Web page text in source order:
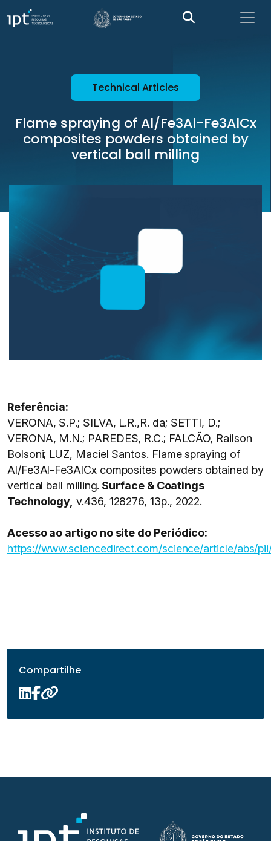
Technical Articles
Flame spraying of Al/Fe3Al-Fe3AlCx
composites powders obtained by
vertical ball milling
Referência:
VERONA, S.P.; SILVA, L.R.,R. da; SETTI, D.;
VERONA, M.N.; PAREDES, R.C.; FALCÃO, Railson
Bolsoni; LUZ, Maciel Santos. Flame spraying of
Al/Fe3Al-Fe3AlCx composites powders obtained by
vertical ball milling. Surface & Coatings
Technology, v.436, 128276, 13p., 2022.
Acesso ao artigo no site do Periódico:
https://www.sciencedirect.com/science/article/abs/
Compartilhe